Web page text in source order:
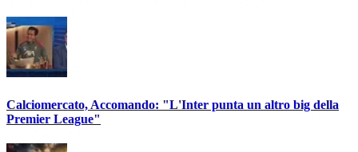
Calciomercato, Accomando: "L'Inter punta un altro big della
Premier League"